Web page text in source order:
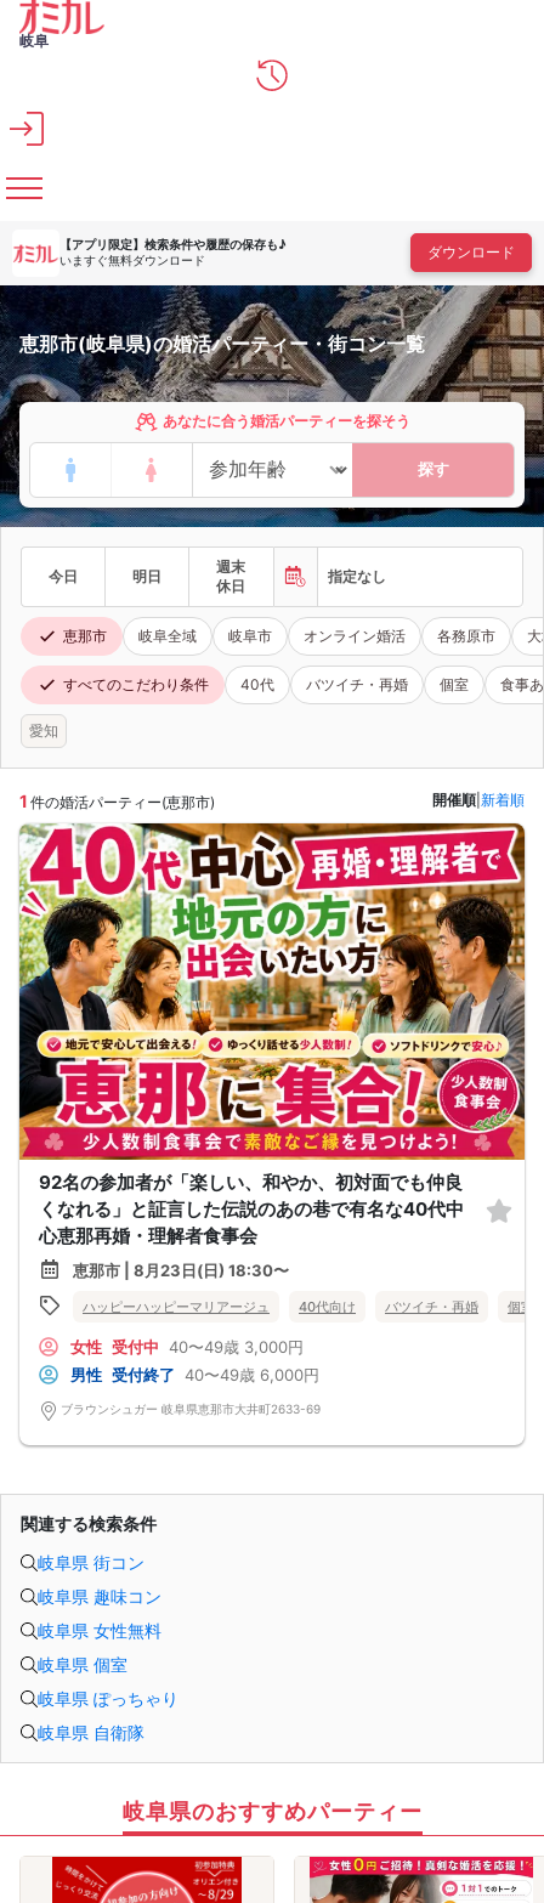
メインコンテンツへスキップ
岐阜
【アプリ限定】 検索条件や履歴の保存も♪
いますぐ無料ダウンロード
ダウンロード
恵那市(岐阜県)の婚活パーティー・街コン一覧
あなたに合う婚活パーティーを探そう
探す
今日 明日
週末
休日
指定なし
恵那市 岐阜全域 岐阜市 オンライン婚活 各務原市
すべてのこだわり条件 40代 バツイチ・再婚 個室 食事
愛知
1 件の婚活パーティー(恵那市) 開催順 新着順
92名の参加者が「楽しい、和やか、初対面でも仲良
くなれる」と証言した伝説のあの巷で有名な40代中
心恵那再婚・理解者食事会
恵那市 | 8月23日(日) 18:30〜
ハッピーハッピーマリアージュ 40代向け バツイチ・再婚 個室
女性 受付中 40〜49歳 3,000円
男性 受付終了 40〜49歳 6,000円
ブラウンシュガー 岐阜県恵那市大井町2633-69
関連する検索条件
岐阜県 街コン
岐阜県 趣味コン
岐阜県 女性無料
岐阜県 個室
岐阜県 ぽっちゃり
岐阜県 自衛隊
岐阜県のおすすめパーティー